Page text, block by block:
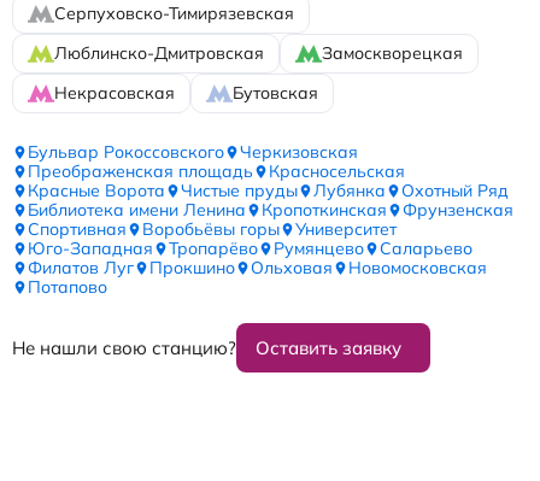
Серпуховско-Тимирязевская
Люблинско-Дмитровская
Замоскворецкая
Некрасовская
Бутовская
Бульвар Рокоссовского
Черкизовская
Преображенская площадь
Красносельская
Красные Ворота
Чистые пруды Лубянка
Охотный Ряд
Библиотека имени Ленина
Кропоткинская
Фрунзенская
Спортивная
Воробьёвы горы
Университет
Юго-Западная
Тропарёво Румянцево
Саларьево
Филатов Луг
Прокшино Ольховая
Новомосковская
Потапово
Не нашли свою станцию? Оставить заявку